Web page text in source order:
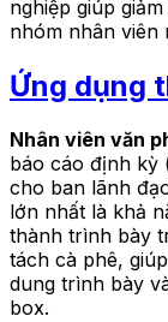
nghiệp giúp
nhóm nhân viên
Ứng dụng
Nhân viên văn
báo cáo định kỳ
cho ban lãnh
lớn nhất là khả
thành trình bày
tách cà phê,
dung trình bày
box.